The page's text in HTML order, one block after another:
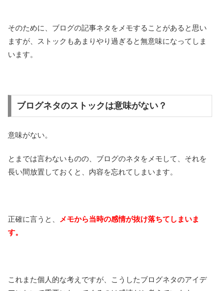
そのために、ブログの記事ネタをメモすることがあると思い
ますが、ストックもあまりやり過ぎると無意味になってしま
います。
ブログネタのストックは意味がない？
意味がない。
とまでは言わないものの、ブログのネタをメモして、それを
長い間放置しておくと、内容を忘れてしまいます。
正確に言うと、
メモから当時の感情が抜け落ちてしまいま
す。
これまた個人的な考えですが、こうしたブログネタのアイデ